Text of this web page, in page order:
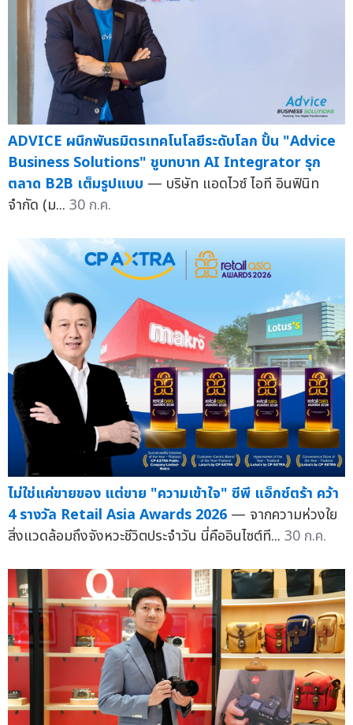
ADVICE ผนึกพันธมิตรเทคโนโลยีระดับโลก ปั้น "Advice
Business Solutions" ชูบทบาท AI Integrator รุก
ตลาด B2B เต็มรูปแบบ — บริษัท แอดไวซ์ ไอที อินฟินิท
จำกัด (ม... 30 ก.ค.
ไม่ใช่แค่ขายของ แต่ขาย "ความเข้าใจ" ซีพี แอ็กซ์ตร้า คว้า
4 รางวัล Retail Asia Awards 2026 — จากความห่วงใย
สิ่งแวดล้อมถึงจังหวะชีวิตประจำวัน นี่คืออินไซต์ที... 30 ก.ค.